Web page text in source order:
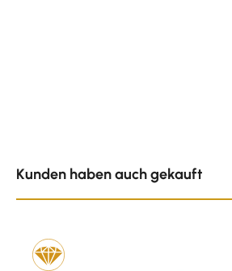
Kunden haben auch gekauft